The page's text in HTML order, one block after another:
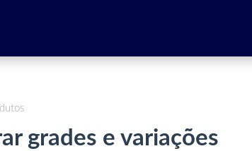
grades e variações